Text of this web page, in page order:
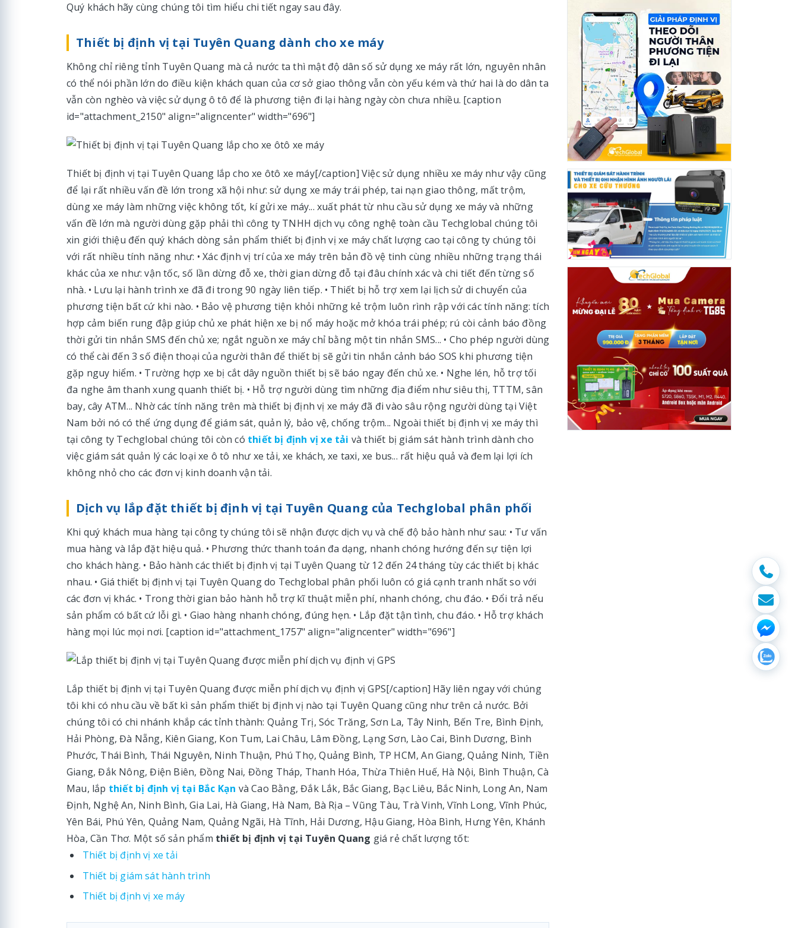
Quý khách hãy cùng chúng tôi tìm hiểu chi tiết ngay sau đây.
Thiết bị định vị tại Tuyên Quang dành cho xe máy
Không chỉ riêng tỉnh Tuyên Quang mà cả nước ta thì mật độ dân số sử dụng xe máy rất lớn, nguyên nhân
có thể nói phần lớn do điều kiện khách quan của cơ sở giao thông vẫn còn yếu kém và thứ hai là do dân ta
vẫn còn nghèo và việc sử dụng ô tô để là phương tiện đi lại hàng ngày còn chưa nhiều. [caption
id="attachment_2150" align="aligncenter" width="696"]
Thiết bị định vị tại Tuyên Quang lắp cho xe ôtô xe máy[/caption] Việc sử dụng nhiều xe máy như vậy cũng
để lại rất nhiều vấn đề lớn trong xã hội như: sử dụng xe máy trái phép, tai nạn giao thông, mất trộm,
dùng xe máy làm những việc không tốt, kí gửi xe máy... xuất phát từ nhu cầu sử dụng xe máy và những
vấn đề lớn mà người dùng gặp phải thì công ty TNHH dịch vụ công nghệ toàn cầu Techglobal chúng tôi
xin giới thiệu đến quý khách dòng sản phẩm thiết bị định vị xe máy chất lượng cao tại công ty chúng tôi
với rất nhiều tính năng như: • Xác định vị trí của xe máy trên bản đồ vệ tinh cùng nhiều những trạng thái
khác của xe như: vận tốc, số lần dừng đỗ xe, thời gian dừng đỗ tại đâu chính xác và chi tiết đến từng số
nhà. • Lưu lại hành trình xe đã đi trong 90 ngày liên tiếp. • Thiết bị hỗ trợ xem lại lịch sử di chuyển của
phương tiện bất cứ khi nào. • Bảo vệ phương tiện khỏi những kẻ trộm luôn rình rập với các tính năng: tích
hợp cảm biến rung đập giúp chủ xe phát hiện xe bị nổ máy hoặc mở khóa trái phép; rú còi cảnh báo đồng
thời gửi tin nhắn SMS đến chủ xe; ngắt nguồn xe máy chỉ bằng một tin nhắn SMS... • Cho phép người dùng
có thể cài đến 3 số điện thoại của người thân để thiết bị sẽ gửi tin nhắn cảnh báo SOS khi phương tiện
gặp nguy hiểm. • Trường hợp xe bị cắt dây nguồn thiết bị sẽ báo ngay đến chủ xe. • Nghe lén, hỗ trợ tối
đa nghe âm thanh xung quanh thiết bị. • Hỗ trợ người dùng tìm những địa điểm như siêu thị, TTTM, sân
bay, cây ATM... Nhờ các tính năng trên mà thiết bị định vị xe máy đã đi vào sâu rộng người dùng tại Việt
Nam bởi nó có thể ứng dụng để giám sát, quản lý, bảo vệ, chống trộm... Ngoài thiết bị định vị xe máy thì
tại công ty Techglobal chúng tôi còn có thiết bị định vị xe tải và thiết bị giám sát hành trình dành cho
việc giám sát quản lý các loại xe ô tô như xe tải, xe khách, xe taxi, xe bus... rất hiệu quả và đem lại lợi ích
không nhỏ cho các đơn vị kinh doanh vận tải.
Dịch vụ lắp đặt thiết bị định vị tại Tuyên Quang của Techglobal phân phối
Khi quý khách mua hàng tại công ty chúng tôi sẽ nhận được dịch vụ và chế độ bảo hành như sau: • Tư vấn
mua hàng và lắp đặt hiệu quả. • Phương thức thanh toán đa dạng, nhanh chóng hướng đến sự tiện lợi
cho khách hàng. • Bảo hành các thiết bị định vị tại Tuyên Quang từ 12 đến 24 tháng tùy các thiết bị khác
nhau. • Giá thiết bị định vị tại Tuyên Quang do Techglobal phân phối luôn có giá cạnh tranh nhất so với
các đơn vị khác. • Trong thời gian bảo hành hỗ trợ kĩ thuật miễn phí, nhanh chóng, chu đáo. • Đổi trả nếu
sản phẩm có bất cứ lỗi gì. • Giao hàng nhanh chóng, đúng hẹn. • Lắp đặt tận tình, chu đáo. • Hỗ trợ khách
hàng mọi lúc mọi nơi. [caption id="attachment_1757" align="aligncenter" width="696"]
Lắp thiết bị định vị tại Tuyên Quang được miễn phí dịch vụ định vị GPS[/caption] Hãy liên ngay với chúng
tôi khi có nhu cầu về bất kì sản phẩm thiết bị định vị nào tại Tuyên Quang cũng như trên cả nước. Bởi
chúng tôi có chi nhánh khắp các tỉnh thành: Quảng Trị, Sóc Trăng, Sơn La, Tây Ninh, Bến Tre, Bình Định,
Hải Phòng, Đà Nẵng, Kiên Giang, Kon Tum, Lai Châu, Lâm Đồng, Lạng Sơn, Lào Cai, Bình Dương, Bình
Phước, Thái Bình, Thái Nguyên, Ninh Thuận, Phú Thọ, Quảng Bình, TP HCM, An Giang, Quảng Ninh, Tiền
Giang, Đắk Nông, Điện Biên, Đồng Nai, Đồng Tháp, Thanh Hóa, Thừa Thiên Huế, Hà Nội, Bình Thuận, Cà
Mau, lắp thiết bị định vị tại Bắc Kạn và Cao Bằng, Đắk Lắk, Bắc Giang, Bạc Liêu, Bắc Ninh, Long An, Nam
Định, Nghệ An, Ninh Bình, Gia Lai, Hà Giang, Hà Nam, Bà Rịa – Vũng Tàu, Trà Vinh, Vĩnh Long, Vĩnh Phúc,
Yên Bái, Phú Yên, Quảng Nam, Quảng Ngãi, Hà Tĩnh, Hải Dương, Hậu Giang, Hòa Bình, Hưng Yên, Khánh
Hòa, Cần Thơ. Một số sản phẩm thiết bị định vị tại Tuyên Quang giá rẻ chất lượng tốt:
Thiết bị định vị xe tải
Thiết bị giám sát hành trình
Thiết bị định vị xe máy